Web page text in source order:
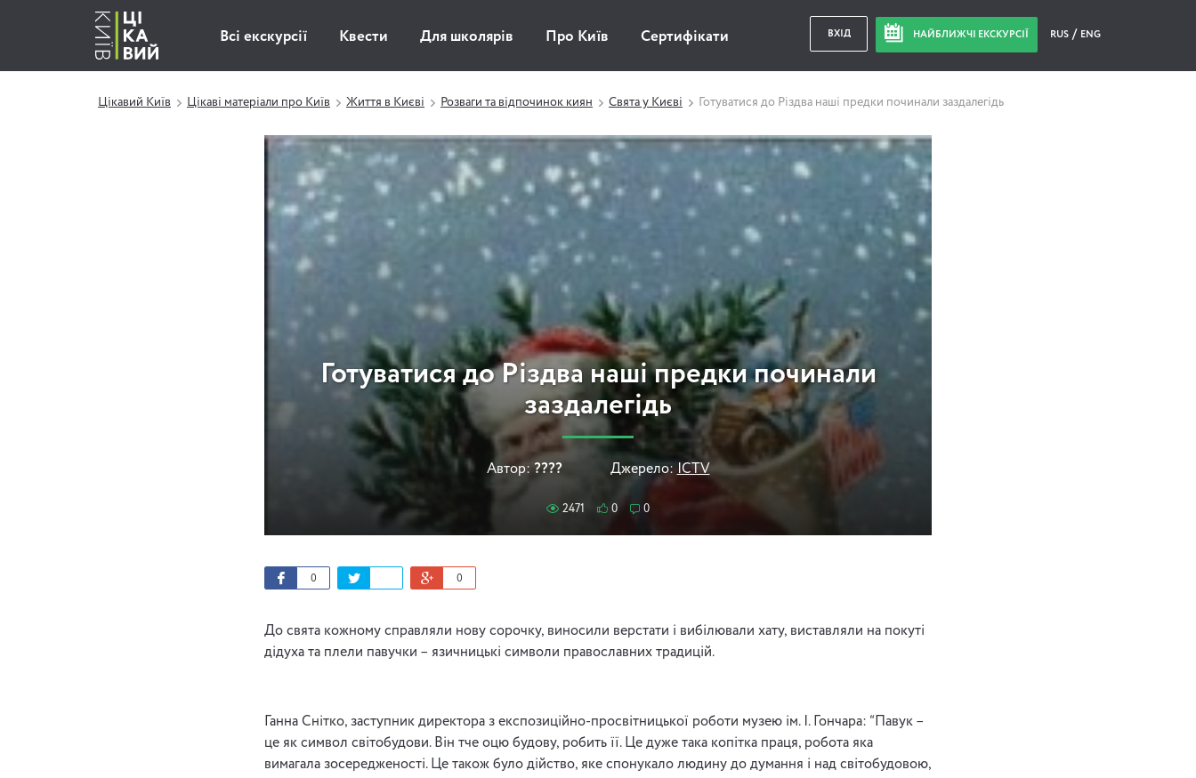
Всі екскурсії Квести Для школярів Про Київ Сертифікати ВХІД НАЙБЛИЖЧІ ЕКСКУРСІЇ RUS ENG
Цікавий Київ Цікаві матеріали про Київ Життя в Києві Розваги та відпочинок киян Свята у Києві Готуватися до Різдва наші предки починали заздалегідь
Готуватися до Різдва наші предки починали
заздалегідь
Автор: ???? Джерело: ICTV
2471 0 0
0 0
До свята кожному справляли нову сорочку, виносили верстати і вибілювали хату, виставляли на покуті
дідуха та плели павучки – язичницькі символи православних традицій.
Ганна Снітко, заступник директора з експозиційно-просвітницької роботи музею ім. І. Гончара: “Павук –
це як символ світобудови. Він тче оцю будову, робить її. Це дуже така копітка праця, робота яка
вимагала зосередженості. Це також було дійство, яке спонукало людину до думання і над світобудовою,